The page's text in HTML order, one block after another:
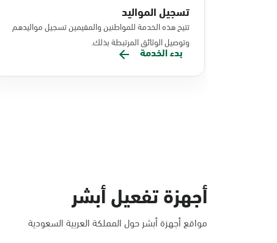
تسجيل المواليد
تتيح هذه الخدمة للمواطنين والمقيمين تسجيل مواليدهم
وتوصيل الوثائق المرتبطة بذلك.
بدء الخدمة
أجهزة تفعيل أبشر
مواقع أجهزة أبشر حول المملكة العربية السعودية